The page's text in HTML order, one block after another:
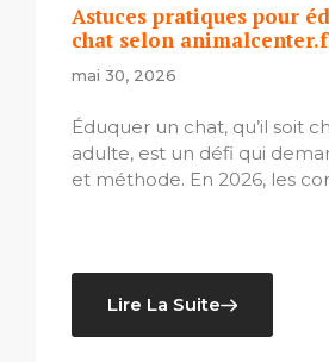
Astuces pratiques pour
chat selon
mai 30, 2026
Éduquer un chat, qu’il soit
adulte, est un défi qui
et méthode. En 2026, les
Lire La Suite